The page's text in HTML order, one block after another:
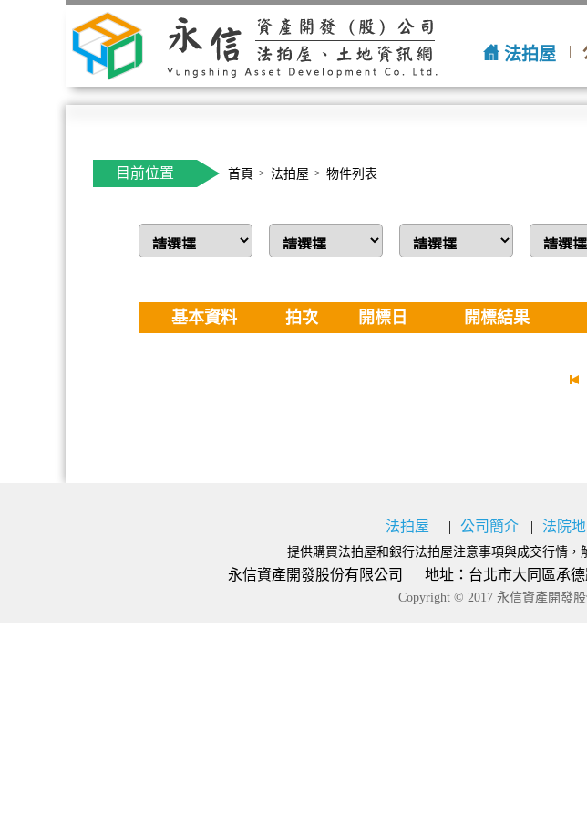
法拍屋
目前位置 首頁 法拍屋 物件列表
基本資料 拍次 開標日 開標結果
法拍屋 公司簡介 法院地
提供購買法拍屋和銀行法拍屋注意事項與成交行情
永信資產開發股份有限公司 地址：台北市大同區承
Copyright © 2017 永信資產開發